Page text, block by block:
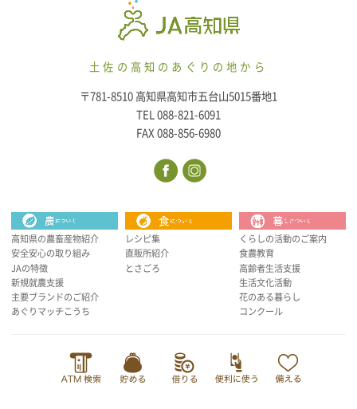
土佐の高知のあぐりの地から
〒781-8510 高知県高知市五台山5015番地1
TEL 088-821-6091
FAX 088-856-6980
高知県の農畜産物紹介
安全安心の取り組み
JAの特徴
新規就農支援
主要ブランドのご紹介
あぐりマッチこうち
レシピ集
直販所紹介
とさごろ
くらしの活動のご案内
食農教育
高齢者生活支援
生活文化活動
花のある暮らし
コンクール